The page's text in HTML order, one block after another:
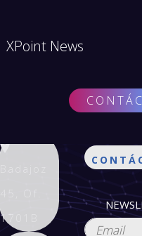
XPoint News
1701B